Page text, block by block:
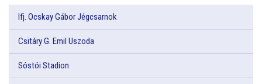
Ifj. Ocskay Gábor Jégcsarnok
Csitáry G. Emil Uszoda
Sóstói Stadion